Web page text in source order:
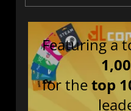
Featuring a
for thetop